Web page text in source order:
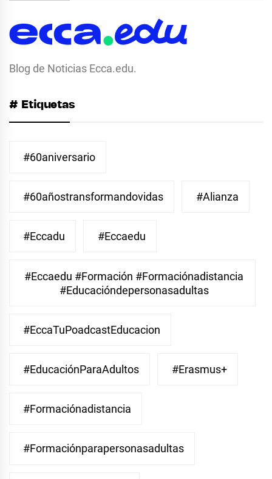
Blog de Noticias Ecca.edu.
# Etiquetas
#60aniversario
#60añostransformandovidas #Alianza
#eccadu #eccaedu
#eccaedu #formación #formaciónadistancia
#educacióndepersonasadultas
#EccaTuPoadcastEducacion
#EducaciónParaAdultos #Erasmus+
#Formaciónadistancia
#Formaciónparapersonasadultas